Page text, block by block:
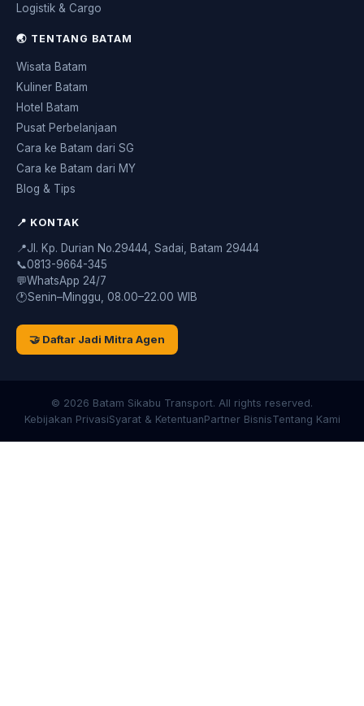
Logistik & Cargo
🌏 TENTANG BATAM
Wisata Batam
Kuliner Batam
Hotel Batam
Pusat Perbelanjaan
Cara ke Batam dari SG
Cara ke Batam dari MY
Blog & Tips
📍 KONTAK
📍Jl. Kp. Durian No.29444, Sadai, Batam 29444
📞0813-9664-345
💬WhatsApp 24/7
🕐Senin–Minggu, 08.00–22.00 WIB
🤝 Daftar Jadi Mitra Agen
© 2026 Batam Sikabu Transport. All rights reserved.
Kebijakan PrivasiSyarat & KetentuanPartner BisnisTentang Kami